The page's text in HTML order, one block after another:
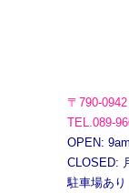
〒790-
TEL.089-
OPEN:
CLOSED:
駐車場あり